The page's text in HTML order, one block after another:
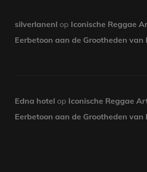
silverlanenl op Iconische Reggae
Eerbetoon aan de Grootheden van
Edna hotel op Iconische Reggae
Eerbetoon aan de Grootheden van